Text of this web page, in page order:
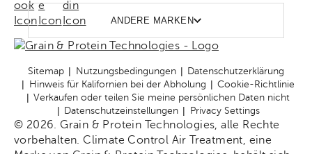
ANDERE MARKEN
Sitemap Nutzungsbedingungen
Datenschutzerklärung
Hinweis für Kalifornien bei der Abholung
Cookie-Richtlinie
Verkaufen oder teilen Sie meine persönlichen Daten nicht
Datenschutzeinstellungen
Privacy Settings
© 2026. Grain & Protein Technologies, alle Rechte
vorbehalten. Climate Control Air Treatment, eine